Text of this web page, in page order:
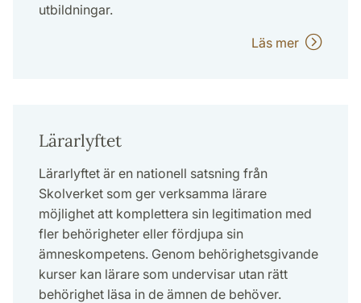
utbildningar.
Läs mer
Lärarlyftet
Lärarlyftet är en nationell satsning från
Skolverket som ger verksamma lärare
möjlighet att komplettera sin legitimation med
fler behörigheter eller fördjupa sin
ämneskompetens. Genom behörighetsgivande
kurser kan lärare som undervisar utan rätt
behörighet läsa in de ämnen de behöver.